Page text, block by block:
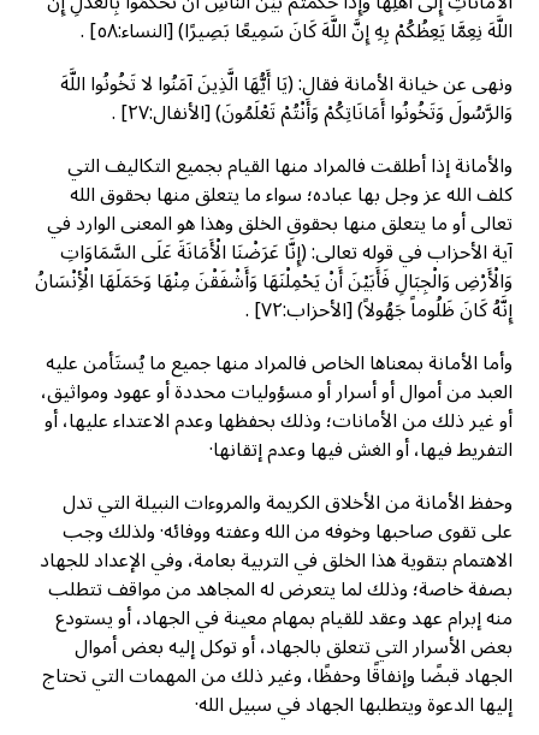
اللَّهَ نِعِمَّا يَعِظُكُمْ بِهِ إِنَّ اللَّهَ كَانَ سَمِيعًا بَصِيرًا) [النساء:٥٨] .
ونهى عن خيانة الأمانة فقال: (يَا أَيُّهَا الَّذِينَ آمَنُوا لا تَخُونُوا اللَّهَ
وَالرَّسُولَ وَتَخُونُوا أَمَانَاتِكُمْ وَأَنْتُمْ تَعْلَمُونَ) [الأنفال:٢٧] .
والأمانة إذا أطلقت فالمراد منها القيام بجميع التكاليف التي
كلف الله عز وجل بها عباده؛ سواء ما يتعلق منها بحقوق الله
تعالى أو ما يتعلق منها بحقوق الخلق وهذا هو المعنى الوارد في
آية الأحزاب في قوله تعالى: (إِنَّا عَرَضْنَا الْأَمَانَةَ عَلَى السَّمَاوَاتِ
وَالْأَرْضِ وَالْجِبَالِ فَأَبَيْنَ أَنْ يَحْمِلْنَهَا وَأَشْفَقْنَ مِنْهَا وَحَمَلَهَا الْأِنْسَانُ
إِنَّهُ كَانَ ظَلُوماً جَهُولاً) [الأحزاب:٧٢] .
وأما الأمانة بمعناها الخاص فالمراد منها جميع ما يُستَأمن عليه
العبد من أموال أو أسرار أو مسؤوليات محددة أو عهود ومواثيق،
أو غير ذلك من الأمانات؛ وذلك بحفظها وعدم الاعتداء عليها، أو
التفريط فيها، أو الغش فيها وعدم إتقانها·
وحفظ الأمانة من الأخلاق الكريمة والمروءات النبيلة التي تدل
على تقوى صاحبها وخوفه من الله وعفته ووفائه· ولذلك وجب
الاهتمام بتقوية هذا الخلق في التربية بعامة، وفي الإعداد للجهاد
بصفة خاصة؛ وذلك لما يتعرض له المجاهد من مواقف تتطلب
منه إبرام عهد وعقد للقيام بمهام معينة في الجهاد، أو يستودع
بعض الأسرار التي تتعلق بالجهاد، أو توكل إليه بعض أموال
الجهاد قبضًا وإنفاقًا وحفظًا، وغير ذلك من المهمات التي تحتاج
إليها الدعوة ويتطلبها الجهاد في سبيل الله·